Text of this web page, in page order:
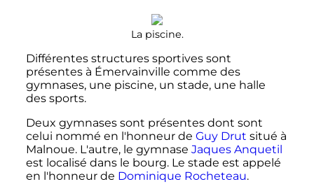
La piscine.
Différentes structures sportives sont
présentes à Émervainville comme des
gymnases, une piscine, un stade, une halle
des sports.
Deux gymnases sont présentes dont sont
celui nommé en l'honneur de Guy Drut situé à
Malnoue. L'autre, le gymnase Jaques Anquetil
est localisé dans le bourg. Le stade est appelé
en l'honneur de Dominique Rocheteau.